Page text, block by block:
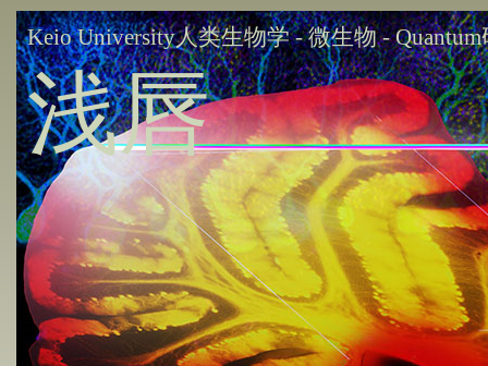
Keio University人类生物学 - 微生物 -
浅唇